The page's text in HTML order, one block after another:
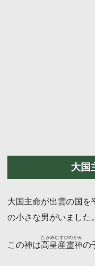
大国
大国主命が出雲の国を
の小さな男がいました。
この神は高皇産霊神
たかみむすびのかみ
の